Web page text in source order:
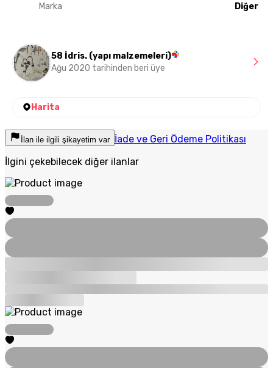
Marka Diğer
58 İdris. (yapı malzemeleri)
Ağu 2020 tarihinden beri üye
Harita
İlan ile ilgili şikayetim var İade ve Geri Ödeme Politikası
İlgini çekebilecek diğer ilanlar